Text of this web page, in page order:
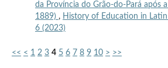
da Província do Grão-do-Pará após
1889) , History of Education in
6 (2023)
<< < 1 2 3 4 5 6 7 8 9 10 > >>